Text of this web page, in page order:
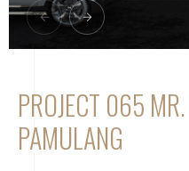
PROJECT 065
PAMULANG